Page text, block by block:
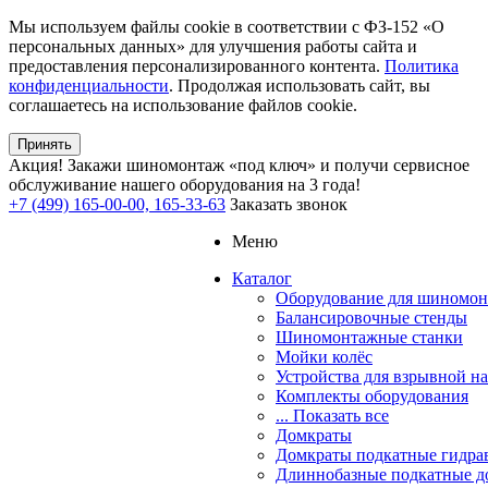
Мы используем файлы cookie в соответствии с ФЗ-152 «О
персональных данных» для улучшения работы сайта и
предоставления персонализированного контента. Политика
конфиденциальности. Продолжая использовать сайт, вы
соглашаетесь на использование файлов cookie.
Принять
Акция! Закажи шиномонтаж «под ключ» и получи сервисное
обслуживание нашего оборудования на 3 года!
+7 (499) 165-00-00, 165-33-63 Заказать звонок
Меню
Каталог
Оборудование для
Балансировочные стенды
Шиномонтажные станки
Мойки колёс
Устройства для взрывной
Комплекты оборудования
... Показать все
Домкраты
Домкраты подкатные
Длиннобазные подкатные